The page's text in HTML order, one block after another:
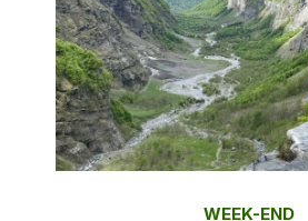
WEEK-END